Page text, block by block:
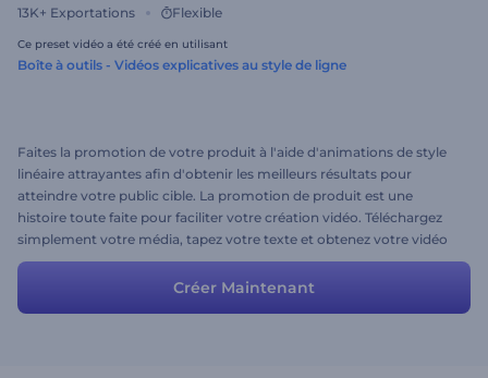
13K+ Exportations Flexible
Ce preset vidéo a été créé en utilisant
Boîte à outils - Vidéos explicatives au style de ligne
Faites la promotion de votre produit à l'aide d'animations de style
linéaire attrayantes afin d'obtenir les meilleurs résultats pour
atteindre votre public cible. La promotion de produit est une
histoire toute faite pour faciliter votre création vidéo. Téléchargez
simplement votre média, tapez votre texte et obtenez votre vidéo
en quelques minutes! Vous êtes libre d'ajouter ou de supprimer des
scènes ou de modifier ce préréglage pour obtenir le résultat
souhaité.
Créer Maintenant